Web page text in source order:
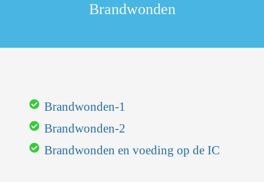
Brandwonden
Brandwonden-1
Brandwonden-2
Brandwonden en voeding op de IC